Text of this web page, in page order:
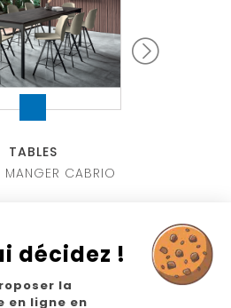
TABLES
MANGER CABRIO
décidez !
la
en ligne en